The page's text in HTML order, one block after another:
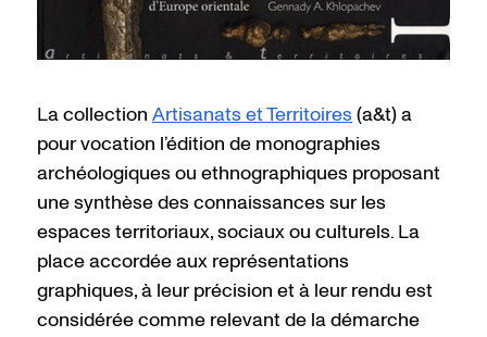
La collection Artisanats et Territoires (a&t) a
pour vocation l’édition de monographies
archéologiques ou ethnographiques proposant
une synthèse des connaissances sur les
espaces territoriaux, sociaux ou culturels. La
place accordée aux représentations
graphiques, à leur précision et à leur rendu est
considérée comme relevant de la démarche